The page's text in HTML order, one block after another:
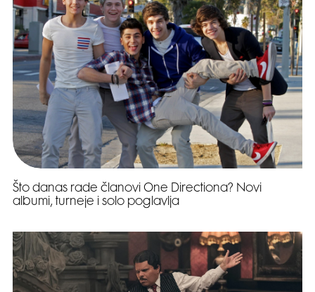
Što danas rade članovi One Directiona? Novi
albumi, turneje i solo poglavlja